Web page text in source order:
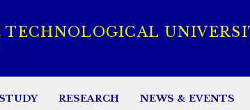
TECHNOLOGICAL
STUDY RESEARCH NEWS & EVENTS